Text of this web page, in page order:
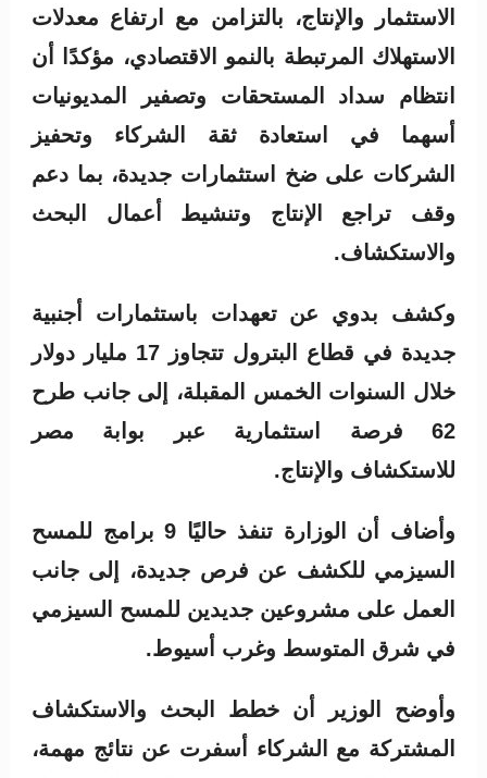
الاستثمار والإنتاج، بالتزامن مع ارتفاع معدلات
الاستهلاك المرتبطة بالنمو الاقتصادي، مؤكدًا أن
انتظام سداد المستحقات وتصفير المديونيات
أسهما في استعادة ثقة الشركاء وتحفيز
الشركات على ضخ استثمارات جديدة، بما دعم
وقف تراجع الإنتاج وتنشيط أعمال البحث
والاستكشاف.
وكشف بدوي عن تعهدات باستثمارات أجنبية
جديدة في قطاع البترول تتجاوز 17 مليار دولار
خلال السنوات الخمس المقبلة، إلى جانب طرح
62 فرصة استثمارية عبر بوابة مصر
للاستكشاف والإنتاج.
وأضاف أن الوزارة تنفذ حاليًا 9 برامج للمسح
السيزمي للكشف عن فرص جديدة، إلى جانب
العمل على مشروعين جديدين للمسح السيزمي
في شرق المتوسط وغرب أسيوط.
وأوضح الوزير أن خطط البحث والاستكشاف
المشتركة مع الشركاء أسفرت عن نتائج مهمة،